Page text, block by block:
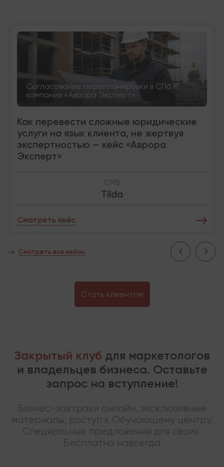
Согласование перепланировки в СПб –
компания «Аврора Эксперт»
Как перевести сложные юридические
услуги на язык клиента, не жертвуя
экспертностью — кейс «Аврора
Эксперт»
CMS
Tilda
Смотреть кейс
Смотреть все кейсы
Стать клиентом
Закрытый клуб для маркетологов
и владельцев бизнеса. Оставьте
запрос на вступление!
Бизнес-завтраки онлайн, эксклюзивные
материалы, доступ к Обучающему центру.
Специальные предложения для своих.
Бесплатно навсегда